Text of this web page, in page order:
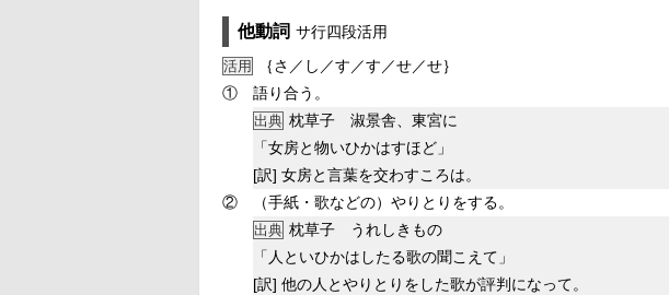
他動詞 サ行四段活用
活用
｛さ／し／す／す／せ／せ｝
①
語り合う。
出典 枕草子 淑景舎、東宮に
「女房と物いひかはすほど」
[訳] 女房と言葉を交わすころは。
②
（手紙・歌などの）やりとりをする。
出典 枕草子 うれしきもの
「人といひかはしたる歌の聞こえて」
[訳] 他の人とやりとりをした歌が評判になって。